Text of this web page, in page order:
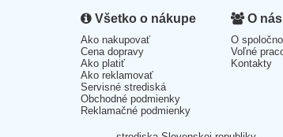
Všetko o nákupe
Ako nakupovať
Cena dopravy
Ako platiť
Ako reklamovať
Servisné strediská
Obchodné podmienky
Reklamačné podmienky
O nás
O
Voľné
Kontakty